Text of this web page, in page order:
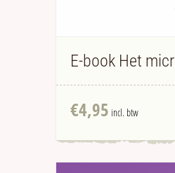
€4,95 incl. btw